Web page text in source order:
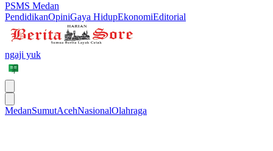
PSMS Medan
PendidikanOpiniGaya HidupEkonomiEditorial
ngaji yuk
MedanSumutAcehNasionalOlahraga